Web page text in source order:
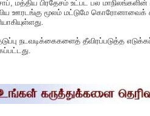
மத்திய பிரதேசம் உட்பட பல
ஊரடங்கு மூலம் மட்டுமே கொரோனாவைக்
நடவடிக்கைகளைத் தீவிரப்படுத்த